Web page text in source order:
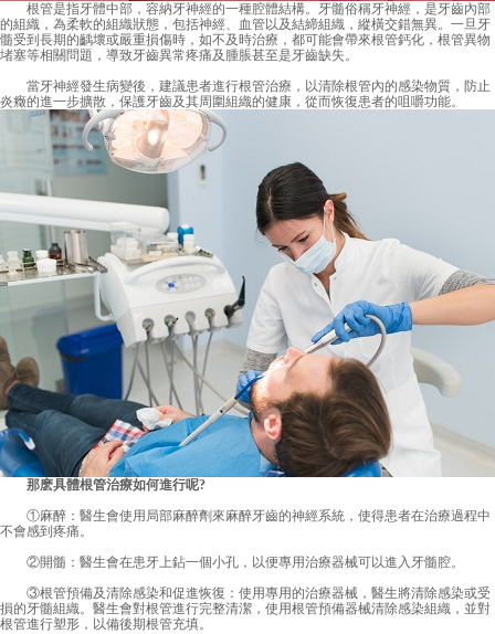
根管是指牙體中部，容納牙神經的一種腔體結構。牙髓俗稱牙神經，是牙齒內部
的組織，為柔軟的組織狀態，包括神經、血管以及結締組織，縱橫交錯無異。一旦牙
髓受到長期的齲壞或嚴重損傷時，如不及時治療，都可能會帶來根管鈣化，根管異物
堵塞等相關問題，導致牙齒異常疼痛及腫脹甚至是牙齒缺失。
當牙神經發生病變後，建議患者進行根管治療，以清除根管內的感染物質，防止
炎癥的進一步擴散，保護牙齒及其周圍組織的健康，從而恢復患者的咀嚼功能。
那麽具體根管治療如何進行呢?
①麻醉：醫生會使用局部麻醉劑來麻醉牙齒的神經系統，使得患者在治療過程中
不會感到疼痛。
②開髓：醫生會在患牙上鉆一個小孔，以便專用治療器械可以進入牙髓腔。
③根管預備及清除感染和促進恢復：使用專用的治療器械，醫生將清除感染或受
損的牙髓組織。醫生會對根管進行完整清潔，使用根管預備器械清除感染組織，並對
根管進行塑形，以備後期根管充填。